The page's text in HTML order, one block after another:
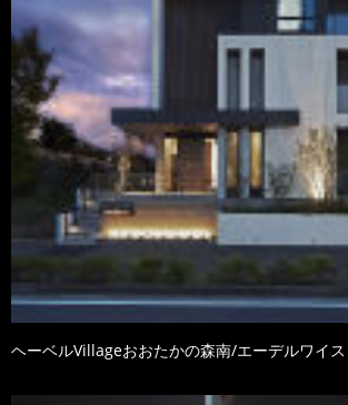
ヘーベルVillageおおたかの森南/エーデルワイス